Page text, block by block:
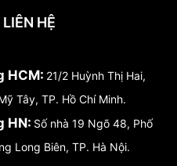
HỆ
HCM: 21/2 Huỳnh Thị Hai,
Tây, TP. Hồ Chí Minh.
HN: Số nhà 19 Ngõ 48, Phố
Long Biên, TP. Hà Nội.